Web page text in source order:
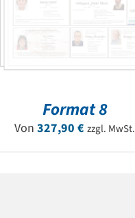
Format 8
Von 327,90 € zzgl. MwSt.